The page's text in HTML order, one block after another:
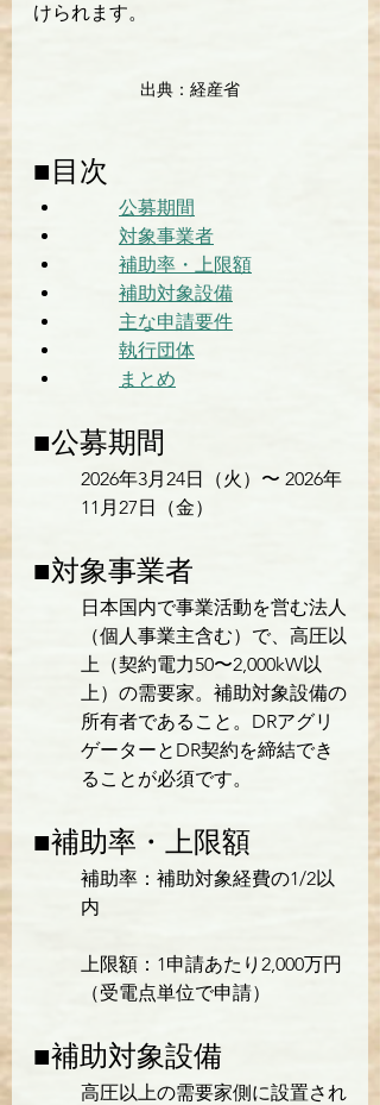
けられます。
出典：経産省
■目次
公募期間
対象事業者
補助率・上限額
補助対象設備
主な申請要件
執行団体
まとめ
■公募期間
2026年3月24日（火）〜 2026年
11月27日（金）
■対象事業者
日本国内で事業活動を営む法人
（個人事業主含む）で、高圧以
上（契約電力50〜2,000kW以
上）の需要家。補助対象設備の
所有者であること。DRアグリ
ゲーターとDR契約を締結でき
ることが必須です。
■補助率・上限額
補助率：補助対象経費の1/2以
内
上限額：1申請あたり2,000万円
（受電点単位で申請）
■補助対象設備
高圧以上の需要家側に設置され